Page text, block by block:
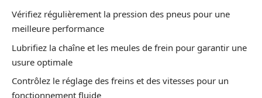
Vérifiez régulièrement la pression des pneus pour une
meilleure performance
Lubrifiez la chaîne et les meules de frein pour garantir une
usure optimale
Contrôlez le réglage des freins et des vitesses pour un
fonctionnement fluide